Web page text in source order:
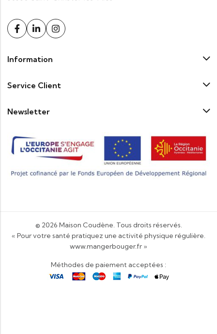
Information
Service Client
Newsletter
© 2026 Maison Coudène. Tous droits réservés.
« Pour votre santé pratiquez une activité physique régulière.
www.mangerbouger.fr »
Méthodes de paiement acceptées :